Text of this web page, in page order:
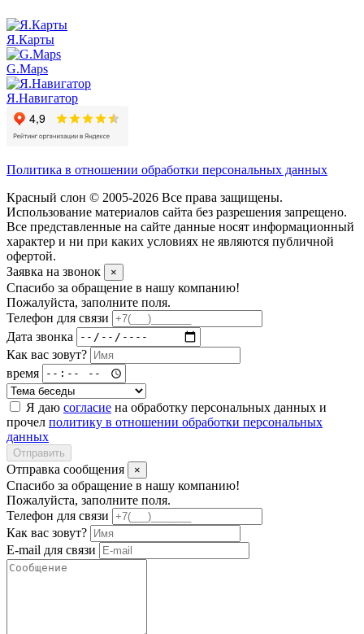
Я.Карты
G.Maps
Я.Навигатор
Политика в отношении обработки персональных данных
Красный слон © 2005-2026 Все права защищены.
Использование материалов сайта без разрешения запрещено.
Все представленные на сайте данные носят информационный
характер и ни при каких условиях не являются публичной
офертой.
Заявка на звонок
×
Спасибо за обращение в нашу компанию!
Пожалуйста, заполните поля.
Телефон для связи
Дата звонка
Как вас зовут?
время
Я даю согласие на обработку персональных данных и
прочел политику в отношении обработки персональных
данных
Отправить
Отправка сообщения ×
Спасибо за обращение в нашу компанию!
Пожалуйста, заполните поля.
Телефон для связи
Как вас зовут?
E-mail для связи